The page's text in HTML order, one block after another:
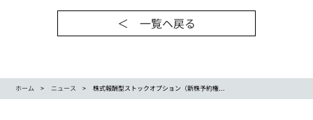
＜ 一覧ヘ戻る
ホーム ニュース 株式報酬型ストックオプション（新株予約権...